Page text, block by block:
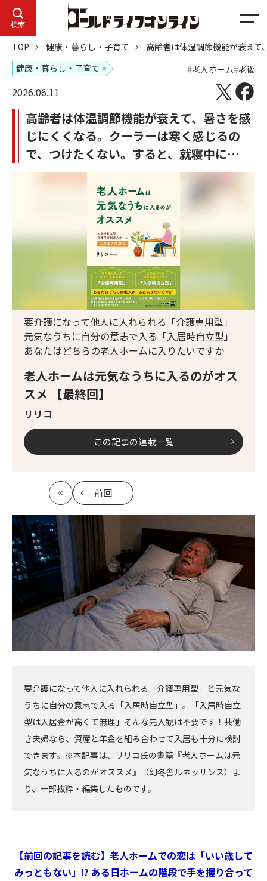
検索
メ
ニ
ュ
ー
TOP 健康・暮らし・子育て
高齢者は体温調節機能が衰え
健康・暮らし・子育て
老人ホーム 老後
2026.06.11
高齢者は体温調節機能が衰えて、暑さを感
じにくくなる。クーラーは寒く感じるの
で、つけたくない。すると、就寝中に…
老人ホームは元気なうちに入るのがオス
スメ 【最終回】
リリコ
要介護になって他人に入れられる「介護専用型」
元気なうちに自分の意志で入る「入居時自立型」
あなたはどちらの老人ホームに入りたいですか
この記事の連載一覧
最
初
前回
記
要介護になって他人に入れられる「介護専用型」と元気な
うちに自分の意志で入る「入居時自立型」。「入居時自立
型は入居金が高くて無理」――そんな先入観は不要です！共働
き夫婦なら、資産と年金を組み合わせて入居も十分に検討
できます。※本記事は、リリコ氏の書籍『老人ホームは元
気なうちに入るのがオススメ』（幻冬舎ルネッサンス）よ
り、一部抜粋・編集したものです。
【前回の記事を読む】老人ホームでの恋は「いい歳して
みっともない」!? ある日ホームの階段で手を握り合って